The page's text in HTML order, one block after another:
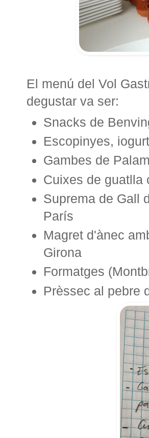
El menú del Vol
degustar va ser:
Snacks de
Escopinyes,
Gambes de
Cuixes de guatlla
Suprema de Gall
París
Magret d'ànec
Girona
Formatges
Prèssec al pebre